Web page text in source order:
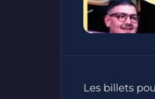
Les billets